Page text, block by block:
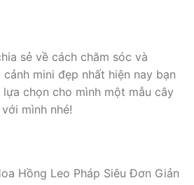
sẻ về cách chăm sóc và
mini đẹp nhất hiện nay bạn
chọn cho mình một mẫu cây
mình nhé!
Hồng Leo Pháp Siêu Đơn Giản